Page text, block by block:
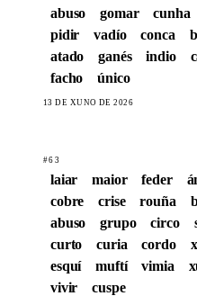
abuso
gomar cunha
pidir
vadío conca
atado
ganés indio
facho
único
13 DE XUÑO DE 2026
#63
laiar maior feder
cobre
crise rouña
abuso
grupo circo
curto
curia cordo
esquí
muftí vimia
vivir
cuspe